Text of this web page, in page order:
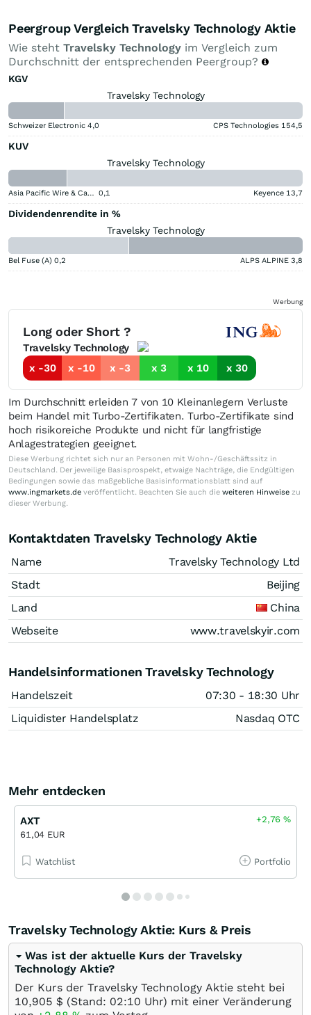
Peergroup Vergleich Travelsky Technology Aktie
Wie steht Travelsky Technology im Vergleich zum
Durchschnitt der entsprechenden Peergroup?
KGV
Travelsky Technology
Schweizer Electronic 4,0 CPS Technologies 154,5
KUV
Travelsky Technology
Asia Pacific Wire & Cable 0,1 Keyence 13,7
Dividendenrendite in %
Travelsky Technology
Bel Fuse (A) 0,2 ALPS ALPINE 3,8
Werbung
Long oder Short ?
Travelsky Technology
x -30
x -10 x -3 x 3 x 10 x 30
Im Durchschnitt erleiden 7 von 10 Kleinanlegern Verluste
beim Handel mit Turbo-Zertifikaten. Turbo-Zertifikate sind
hoch risikoreiche Produkte und nicht für langfristige
Anlagestrategien geeignet.
Diese Werbung richtet sich nur an Personen mit Wohn-/Geschäftssitz in
Deutschland. Der jeweilige Basisprospekt, etwaige Nachträge, die Endgültigen
Bedingungen sowie das maßgebliche Basisinformationsblatt sind auf
www.ingmarkets.de veröffentlicht. Beachten Sie auch die weiteren Hinweise zu
dieser Werbung.
Kontaktdaten Travelsky Technology Aktie
Name
Travelsky Technology Ltd
Stadt
Beijing
Land
China
Webseite
www.travelskyir.com
Handelsinformationen Travelsky Technology
Handelszeit
07:30 - 18:30 Uhr
Liquidister Handelsplatz
Nasdaq OTC
Mehr entdecken
AXT
61,04 EUR
+2,76%
Watchlist Portfolio
Travelsky Technology Aktie: Kurs & Preis
Was ist der aktuelle Kurs der Travelsky
Technology Aktie?
Der Kurs der Travelsky Technology Aktie steht bei
10,905 $ (Stand: 02:10 Uhr) mit einer Veränderung